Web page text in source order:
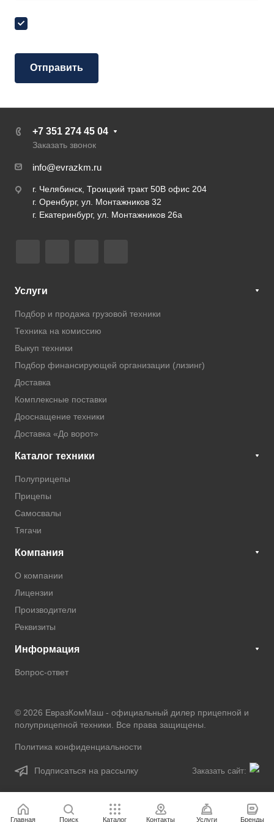
+7 351 274 45 04
Заказать звонок
info@evrazkm.ru
г. Челябинск, Троицкий тракт 50В офис 204
г. Оренбург, ул. Монтажников 32
г. Екатеринбург, ул. Монтажников 26а
Услуги
Подбор и продажа грузовой техники
Техника на комиссию
Выкуп техники
Подбор финансирующей организации (лизинг)
Доставка
Комплексные поставки
Дооснащение техники
Доставка «До ворот»
Каталог техники
Полуприцепы
Прицепы
Самосвалы
Тягачи
Компания
О компании
Лицензии
Производители
Реквизиты
Информация
Вопрос-ответ
© 2026 ЕвразКомМаш - официальный дилер прицепной и
полуприцепной техники . Все права защищены.
Политика конфиденциальности
Подписаться на рассылку Заказать сайт:
Главная Поиск Каталог Контакты Услуги Бренды